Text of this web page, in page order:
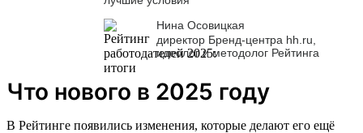
Нина Осовицкая
директор Бренд-центра hh.ru,
идеолог и методолог Рейтинга
Что нового в 2025 году
В Рейтинге появились изменения, которые делают его ещё